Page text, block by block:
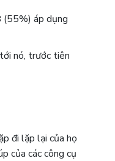
(55%) áp dụng
nó, trước tiên
đi lặp lại của họ
của các công cụ